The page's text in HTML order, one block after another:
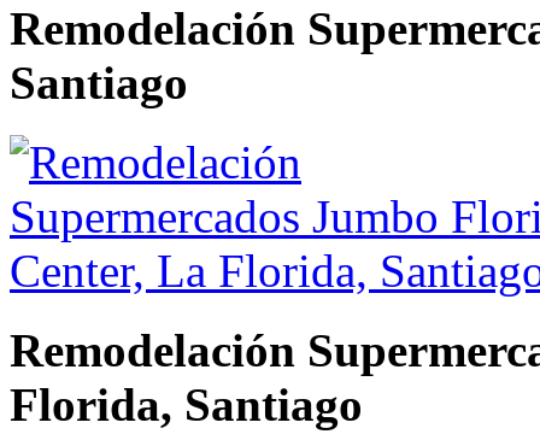
Remodelación
Santiago
Remodelación
Florida, Santiago